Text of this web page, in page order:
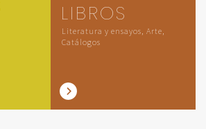
LIBROS
Literatura y ensayos, Arte,
Catálogos